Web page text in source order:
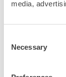
media,
Selection
Necessary